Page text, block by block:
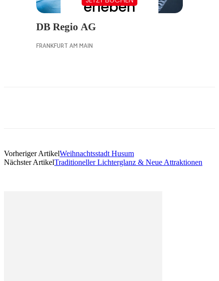
Vorheriger ArtikelWeihnachtsstadt Husum
Nächster ArtikelTraditioneller Lichterglanz & Neue Attraktionen